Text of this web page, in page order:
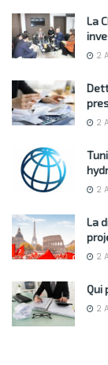
La
2
2
2
La
2
Qui
2